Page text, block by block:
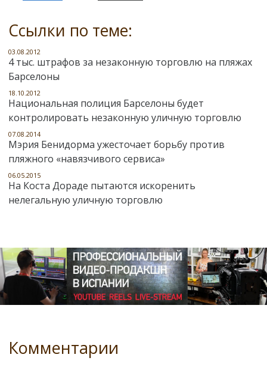
Ссылки по теме:
03.08.2012
4 тыс. штрафов за незаконную торговлю на пляжах
Барселоны
18.10.2012
Национальная полиция Барселоны будет
контролировать незаконную уличную торговлю
07.08.2014
Мэрия Бенидорма ужесточает борьбу против
пляжного «навязчивого сервиса»
06.05.2015
На Коста Дораде пытаются искоренить
нелегальную уличную торговлю
Комментарии